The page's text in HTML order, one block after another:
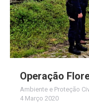
Operação
Ambiente e Proteção
4 Março 2020